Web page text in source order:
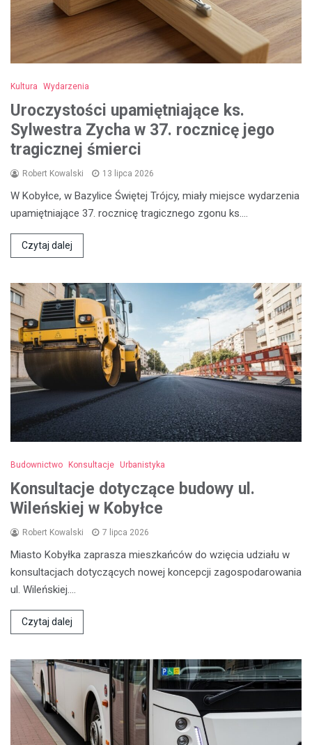
Kultura Wydarzenia
Uroczystości upamiętniające ks.
Sylwestra Zycha w 37. rocznicę jego
tragicznej śmierci
Robert Kowalski 13 lipca 2026
W Kobyłce, w Bazylice Świętej Trójcy, miały miejsce wydarzenia
upamiętniające 37. rocznicę tragicznego zgonu ks.…
Czytaj dalej
Budownictwo Konsultacje Urbanistyka
Konsultacje dotyczące budowy ul.
Wileńskiej w Kobyłce
Robert Kowalski 7 lipca 2026
Miasto Kobyłka zaprasza mieszkańców do wzięcia udziału w
konsultacjach dotyczących nowej koncepcji zagospodarowania
ul. Wileńskiej.…
Czytaj dalej